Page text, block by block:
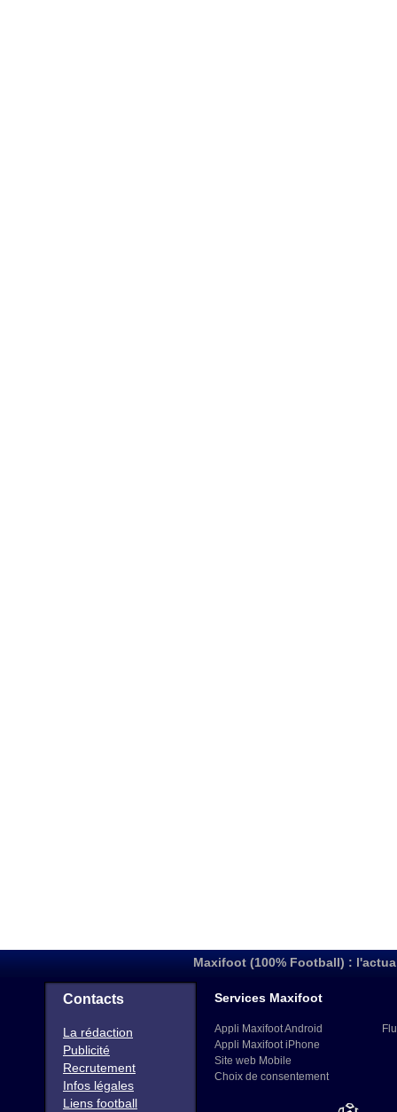
Maxifoot (100% Football) :
Contacts
La rédaction
Publicité
Recrutement
Infos légales
Liens football
Services Maxifoot
Appli Maxifoot Android
Appli Maxifoot iPhone
Site web Mobile
Choix de consentement